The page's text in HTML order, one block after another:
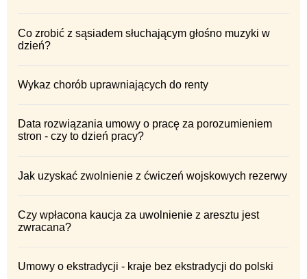
Co zrobić z sąsiadem słuchającym głośno muzyki w
dzień?
Wykaz chorób uprawniających do renty
Data rozwiązania umowy o pracę za porozumieniem
stron - czy to dzień pracy?
Jak uzyskać zwolnienie z ćwiczeń wojskowych rezerwy
Czy wpłacona kaucja za uwolnienie z aresztu jest
zwracana?
Umowy o ekstradycji - kraje bez ekstradycji do polski